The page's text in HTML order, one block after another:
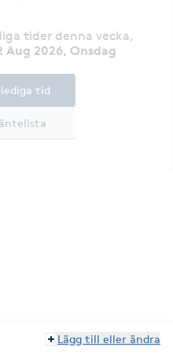
tider denna vecka,
Aug 2026, Onsdag
tid
Lägg till eller ändra